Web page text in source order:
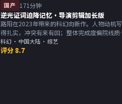
国产 171分钟
逆光证词迫降记忆·导演剪辑加长版
路阳在2023年带来的科幻向新作。人物动机写
得扎实，冲突有来有回；整体完成度偏院线质
感。主演以演技派为主，适合喜欢强叙事与人
物关系的观众加入片单。
科幻 · 中国大陆 · 综艺
评分 8.7